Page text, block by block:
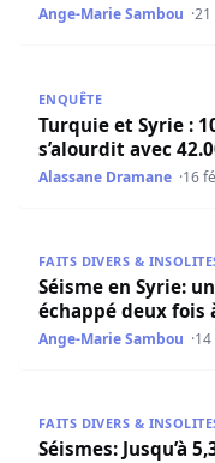
Ange-Marie Sambou
ENQUÊTE
Turquie et Syrie :
s’alourdit avec
Alassane Dramane 16
FAITS DIVERS &
Séisme en Syrie:
échappé deux fois
Ange-Marie Sambou
FAITS DIVERS &
Séismes: Jusqu’à